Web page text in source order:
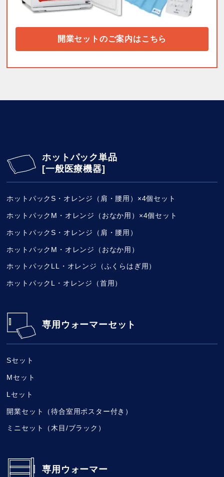
開業セットのご案内はこちら
ホットパック単品
[一般医療機器]
ホットパックS・オレンジ（肩・腰用）×4個セット
ホットパックM・オレンジ（おなか用）×4個セット
ホットパックS・オレンジ（肩・腰用）
ホットパックM・オレンジ（おなか用）
ホットパックLL・オレンジ（ふくらはぎ用）
ホットパックL・オレンジ（首用）
専用ウォーマーセット
Sセット
Mセット
Lセット
開業セット（待合室用ポスター付き）
ミニセット（木目/ブラック）
専用ウォーマー